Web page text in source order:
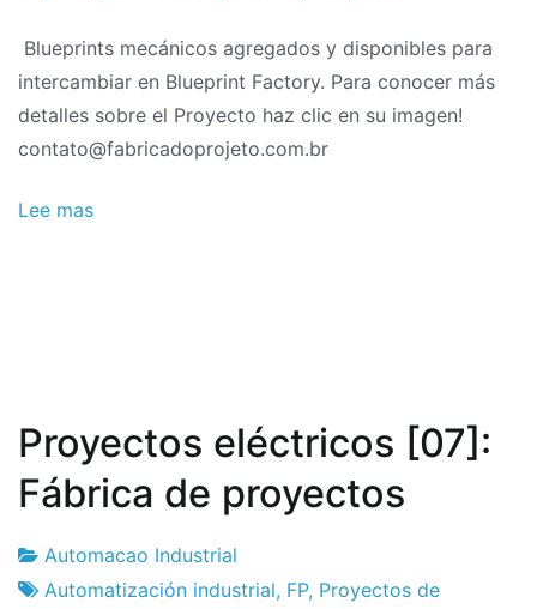
2011
Blueprints mecánicos agregados y disponibles para
intercambiar en Blueprint Factory. Para conocer más
detalles sobre el Proyecto haz clic en su imagen!
contato@fabricadoprojeto.com.br
Lee mas
Proyectos eléctricos [07]:
Fábrica de proyectos
Fábrica
3
Automacao Industrial
Automatización industrial, FP, Proyectos de